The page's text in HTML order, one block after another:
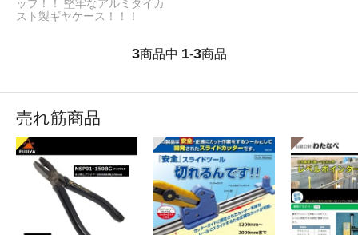
ップ！！ 堅牢なアルミダイカ
スト製ギヤケース！！！
3商品中 1-3商品
売れ筋商品